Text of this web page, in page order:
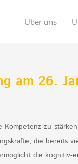
Über uns
am 26.
zu
die bereits
die